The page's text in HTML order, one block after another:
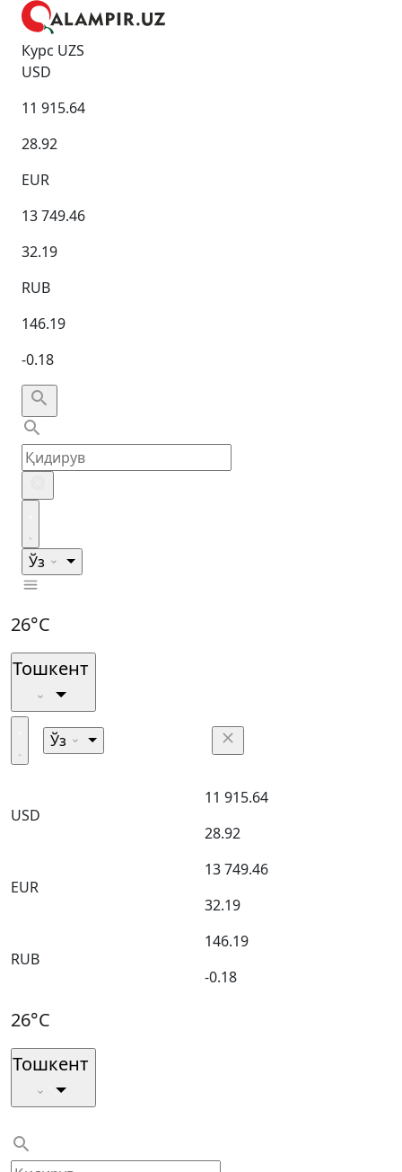
Курс UZS
USD
11 915.64
28.92
EUR
13 749.46
32.19
RUB
146.19
-0.18
Ўз
26°C
Тошкент
Ўз
USD
11 915.64
28.92
EUR
13 749.46
32.19
RUB
146.19
-0.18
26°C
Тошкент